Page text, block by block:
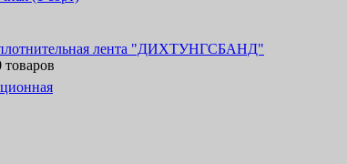
лента "ДИХТУНГСБАНД"
товаров